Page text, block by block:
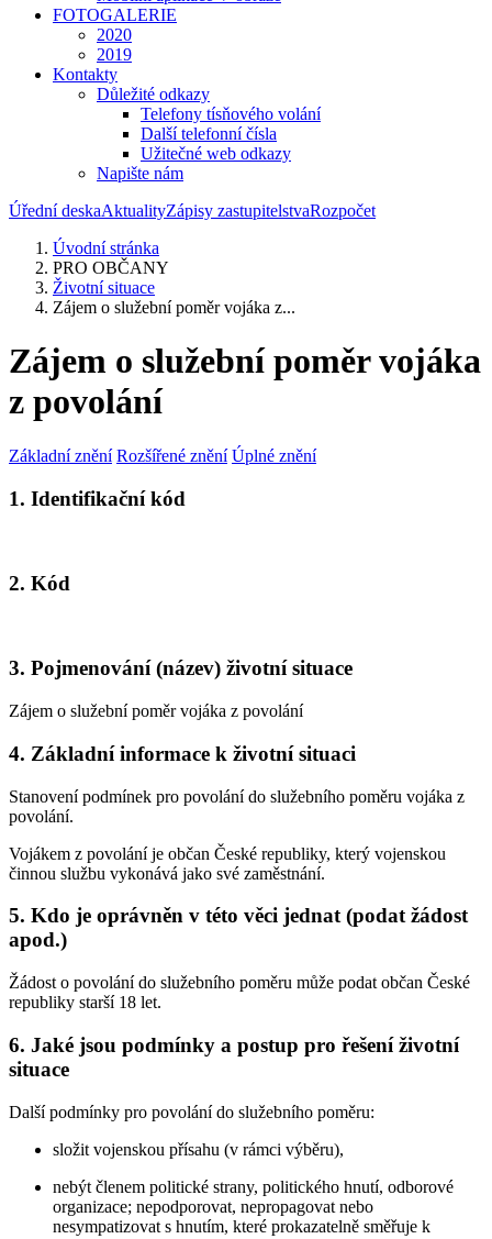
FOTOGALERIE
2020
2019
Kontakty
Důležité odkazy
Telefony tísňového volání
Další telefonní čísla
Užitečné web odkazy
Napište nám
Úřední deskaAktualityZápisy zastupitelstvaRozpočet
Úvodní stránka
PRO OBČANY
Životní situace
Zájem o služební poměr vojáka z...
Zájem o služební poměr vojáka
z povolání
Základní znění Rozšířené znění Úplné znění
1. Identifikační kód
2. Kód
3. Pojmenování (název) životní situace
Zájem o služební poměr vojáka z povolání
4. Základní informace k životní situaci
Stanovení podmínek pro povolání do služebního poměru vojáka z
povolání.
Vojákem z povolání je občan České republiky, který vojenskou
činnou službu vykonává jako své zaměstnání.
5. Kdo je oprávněn v této věci jednat (podat žádost
apod.)
Žádost o povolání do služebního poměru může podat občan České
republiky starší 18 let.
6. Jaké jsou podmínky a postup pro řešení životní
situace
Další podmínky pro povolání do služebního poměru:
složit vojenskou přísahu (v rámci výběru),
nebýt členem politické strany, politického hnutí, odborové
organizace; nepodporovat, nepropagovat nebo
nesympatizovat s hnutím, které prokazatelně směřuje k